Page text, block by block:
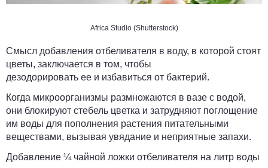
Africa Studio (Shutterstock)
Смысл добавления отбеливателя в воду, в которой стоят
цветы, заключается в том, чтобы
дезодорировать ее и избавиться от бактерий.
Когда микроорганизмы размножаются в вазе с водой,
они блокируют стебель цветка и затрудняют поглощение
им воды для пополнения растения питательными
веществами, вызывая увядание и неприятные запахи.
Добавление ¼ чайной ложки отбеливателя на литр воды